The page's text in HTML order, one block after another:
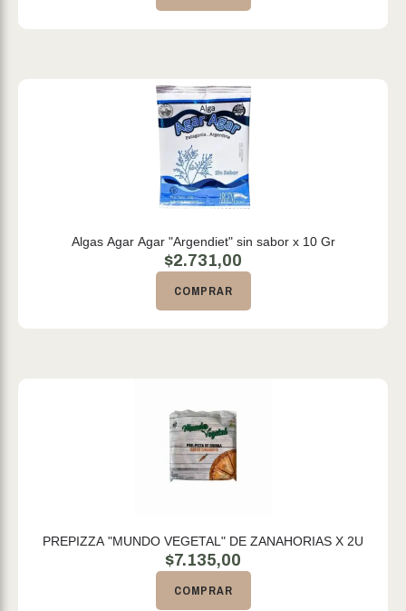
Algas Agar Agar "Argendiet" sin sabor x 10 Gr
$2.731,00
COMPRAR
PREPIZZA "MUNDO VEGETAL" DE ZANAHORIAS X 2U
$7.135,00
COMPRAR